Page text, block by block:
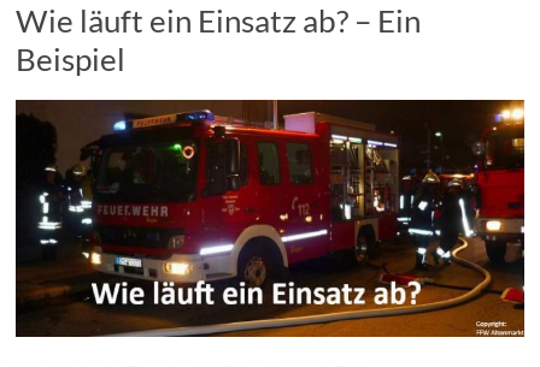
Wie läuft ein Einsatz ab? – Ein
Beispiel